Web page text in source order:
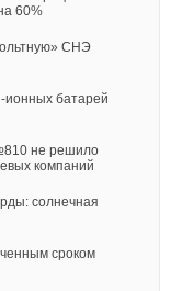
60%
СНЭ
ионных батарей
не решило
компаний
солнечная
сроком
охлаждение
и зимний
4
здания.
чиллеры
гидромодулями.
электроэнергию
инерцию, делая
стабильной.